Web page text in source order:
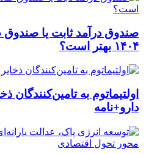
صندوق درآمد ثابت یا
۱۴۰۴ بهتر است؟
اولتیماتوم به تامین‌کنندگان
دارو+نامه